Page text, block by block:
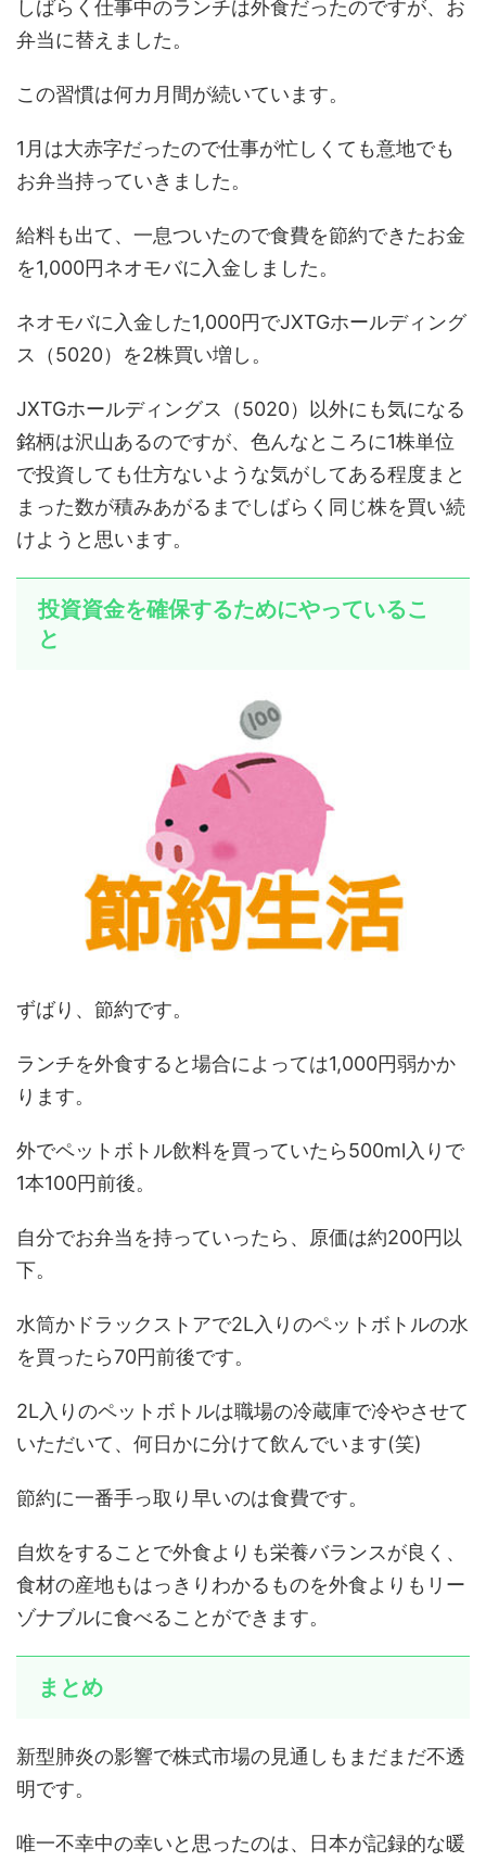
しばらく仕事中のランチは外食だったのですが、お
弁当に替えました。
この習慣は何カ月間が続いています。
1月は大赤字だったので仕事が忙しくても意地でも
お弁当持っていきました。
給料も出て、一息ついたので食費を節約できたお金
を1,000円ネオモバに入金しました。
ネオモバに入金した1,000円でJXTGホールディング
ス（5020）を2株買い増し。
JXTGホールディングス（5020）以外にも気になる
銘柄は沢山あるのですが、色んなところに1株単位
で投資しても仕方ないような気がしてある程度まと
まった数が積みあがるまでしばらく同じ株を買い続
けようと思います。
投資資金を確保するためにやっているこ
と
ずばり、節約です。
ランチを外食すると場合によっては1,000円弱かか
ります。
外でペットボトル飲料を買っていたら500ml入りで
1本100円前後。
自分でお弁当を持っていったら、原価は約200円以
下。
水筒かドラックストアで2L入りのペットボトルの水
を買ったら70円前後です。
2L入りのペットボトルは職場の冷蔵庫で冷やさせて
いただいて、何日かに分けて飲んでいます(笑)
節約に一番手っ取り早いのは食費です。
自炊をすることで外食よりも栄養バランスが良く、
食材の産地もはっきりわかるものを外食よりもリー
ゾナブルに食べることができます。
まとめ
新型肺炎の影響で株式市場の見通しもまだまだ不透
明です。
唯一不幸中の幸いと思ったのは、日本が記録的な暖